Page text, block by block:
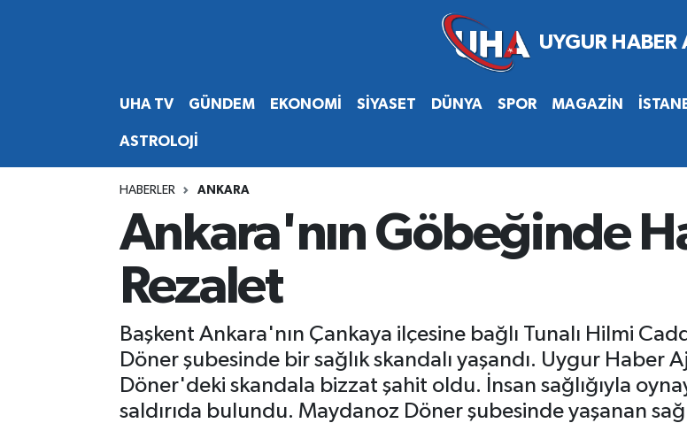
UHA TV GÜNDEM EKONOMİ SİYASET DÜNYA SPOR MAGAZİN
ASTROLOJİ
HABERLER ANKARA
Ankara'nın Göbeğinde
Rezalet
Başkent Ankara'nın Çankaya ilçesine bağlı Tunalı Hilmi
Döner şubesinde bir sağlık skandalı yaşandı. Uygur Haber
Döner'deki skandala bizzat şahit oldu. İnsan sağlığıyla
saldırıda bulundu. Maydanoz Döner şubesinde yaşanan
Hava Durumu
Süper Lig Puan Durumu ve Fikstür
Tüm Manşetler
Son Dakika Haberleri
Haber Arşivi